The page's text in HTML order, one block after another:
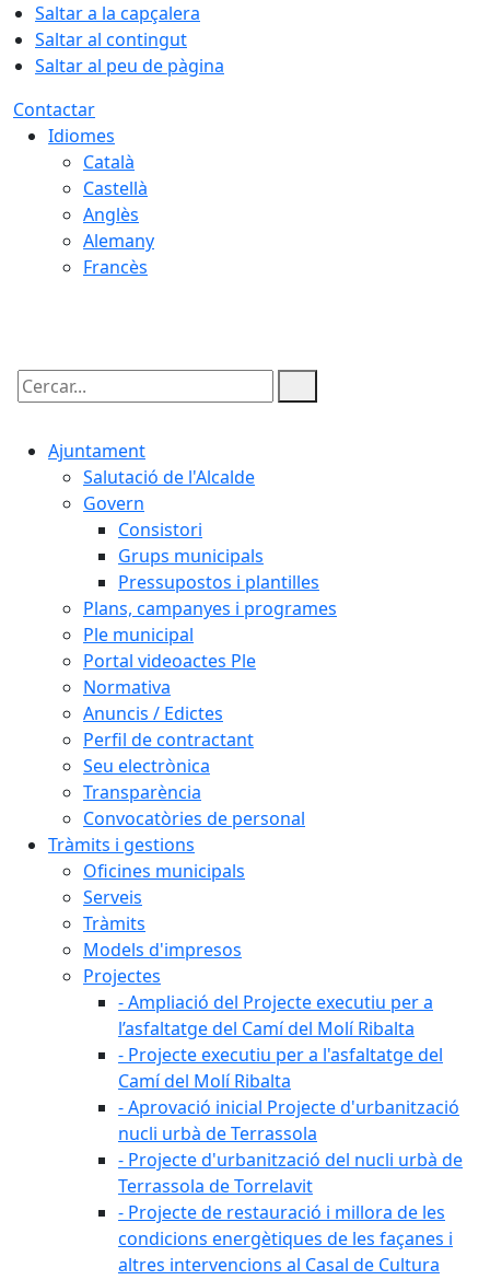
Saltar a la capçalera
Saltar al contingut
Saltar al peu de pàgina
Contactar
Idiomes
Català
Castellà
Anglès
Alemany
Francès
Cercar:
Ajuntament
Salutació de l'Alcalde
Govern
Consistori
Grups municipals
Pressupostos i plantilles
Plans, campanyes i programes
Ple municipal
Portal videoactes Ple
Normativa
Anuncis / Edictes
Perfil de contractant
Seu electrònica
Transparència
Convocatòries de personal
Tràmits i gestions
Oficines municipals
Serveis
Tràmits
Models d'impresos
Projectes
- Ampliació del Projecte executiu per a
l’asfaltatge del Camí del Molí Ribalta
- Projecte executiu per a l'asfaltatge del
Camí del Molí Ribalta
- Aprovació inicial Projecte d'urbanització
nucli urbà de Terrassola
- Projecte d'urbanització del nucli urbà de
Terrassola de Torrelavit
- Projecte de restauració i millora de les
condicions energètiques de les façanes i
altres intervencions al Casal de Cultura